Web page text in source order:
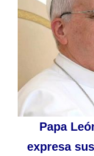
Papa
expresa